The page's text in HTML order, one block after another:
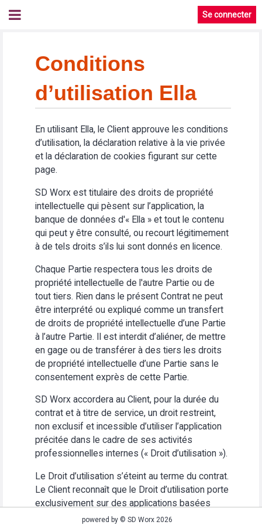
Se connecter
Conditions
d’utilisation Ella
En utilisant Ella, le Client approuve les conditions
d’utilisation, la déclaration relative à la vie privée
et la déclaration de cookies figurant sur cette
page.
SD Worx est titulaire des droits de propriété
intellectuelle qui pèsent sur l’application, la
banque de données d'« Ella » et tout le contenu
qui peut y être consulté, ou recourt légitimement
à de tels droits s’ils lui sont donnés en licence.
Chaque Partie respectera tous les droits de
propriété intellectuelle de l'autre Partie ou de
tout tiers. Rien dans le présent Contrat ne peut
être interprété ou expliqué comme un transfert
de droits de propriété intellectuelle d’une Partie
à l’autre Partie. Il est interdit d’aliéner, de mettre
en gage ou de transférer à des tiers les droits
de propriété intellectuelle d’une Partie sans le
consentement exprès de cette Partie.
SD Worx accordera au Client, pour la durée du
contrat et à titre de service, un droit restreint,
non exclusif et incessible d’utiliser l’application
précitée dans le cadre de ses activités
professionnelles internes (« Droit d’utilisation »).
Le Droit d’utilisation s’éteint au terme du contrat.
Le Client reconnaît que le Droit d’utilisation porte
exclusivement sur des applications basées
Web. Le Client s’abstiendra (i) d’utiliser
powered by © SD Worx 2026